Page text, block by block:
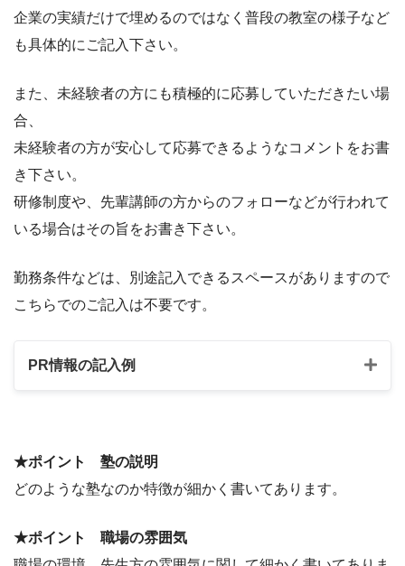
企業の実績だけで埋めるのではなく普段の教室の様子など
も具体的にご記入下さい。
また、未経験者の方にも積極的に応募していただきたい場
合、
未経験者の方が安心して応募できるようなコメントをお書
き下さい。
研修制度や、先輩講師の方からのフォローなどが行われて
いる場合はその旨をお書き下さい。
勤務条件などは、別途記入できるスペースがありますので
こちらでのご記入は不要です。
PR情報の記入例
★ポイント 塾の説明
どのような塾なのか特徴が細かく書いてあります。
★ポイント 職場の雰囲気